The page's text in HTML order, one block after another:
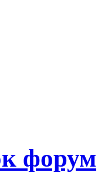
форум